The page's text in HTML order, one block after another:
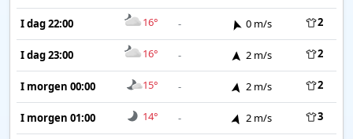
I dag 22:00 16° - 0 m/s 2
I dag 23:00 16° - 2 m/s 2
I morgen 00:00 15° - 2 m/s 2
I morgen 01:00 14° - 2 m/s 3